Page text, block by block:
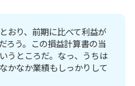
おり、前期に比べて利益が
ろう。この損益計算書の当
うところだ。なっ、うちは
かなか業績もしっかりして